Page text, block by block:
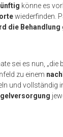
könne es
wiederfinden.
die
sei es nun, „die
zu einem
und vollständig